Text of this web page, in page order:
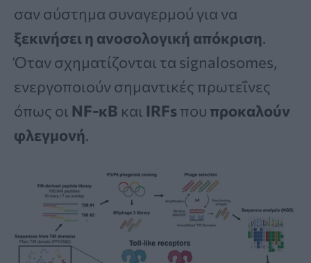
σαν σύστημα συναγερμού για να
ξεκινήσει η ανοσολογική απόκριση.
Όταν σχηματίζονται τα signalosomes,
ενεργοποιούν σημαντικές πρωτεΐνες
όπως οι NF-κB και IRFsπου προκαλούν
φλεγμονή.